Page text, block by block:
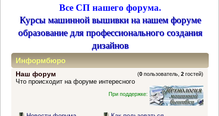
Все СП нашего форума.
Курсы машинной вышивки на нашем форуме
образование для профессионального создания
дизайнов
Информбюро
Наш форум (0 пользователь,2 гостей)
Что происходит на форуме интересного
При поддержке: